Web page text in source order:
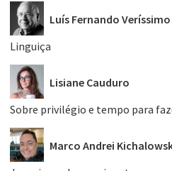
Luís Fernando Veríssimo
Linguiça
Lisiane Cauduro
Sobre privilégio e tempo para
Marco Andrei